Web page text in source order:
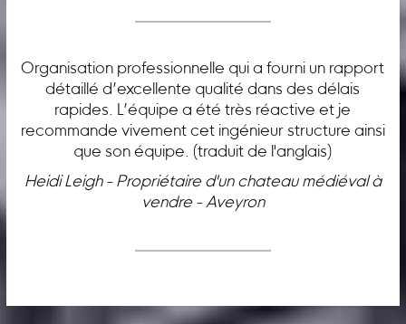
Organisation professionnelle qui a fourni un rapport
détaillé d’excellente qualité dans des délais
rapides. L’équipe a été très réactive et je
recommande vivement cet ingénieur structure ainsi
que son équipe. (traduit de l'anglais)
Heidi Leigh - Propriétaire d'un chateau médiéval à
vendre - Aveyron